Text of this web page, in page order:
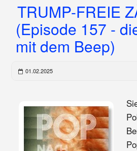
TRUMP-FREIE
(Episode 157 -
mit dem Beep)
01.02.2025